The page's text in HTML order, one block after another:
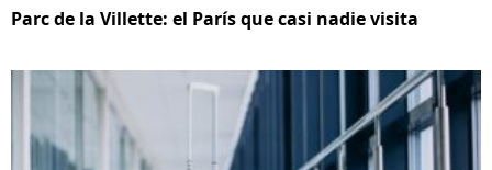
Parc de la Villette: el París que casi nadie visita